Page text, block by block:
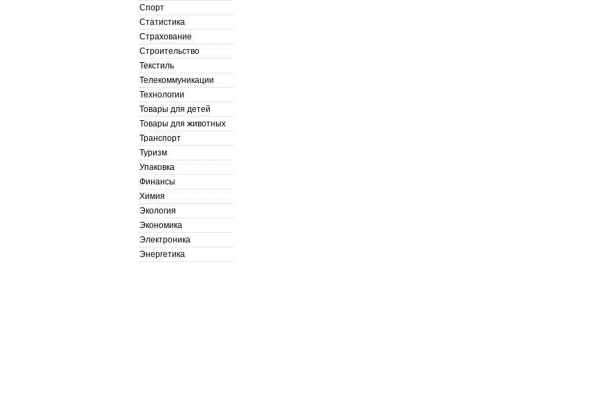
Спорт
Статистика
Страхование
Строительство
Текстиль
Телекоммуникации
Технологии
Товары для детей
Товары для животных
Транспорт
Туризм
Упаковка
Финансы
Химия
Экология
Экономика
Электроника
Энергетика